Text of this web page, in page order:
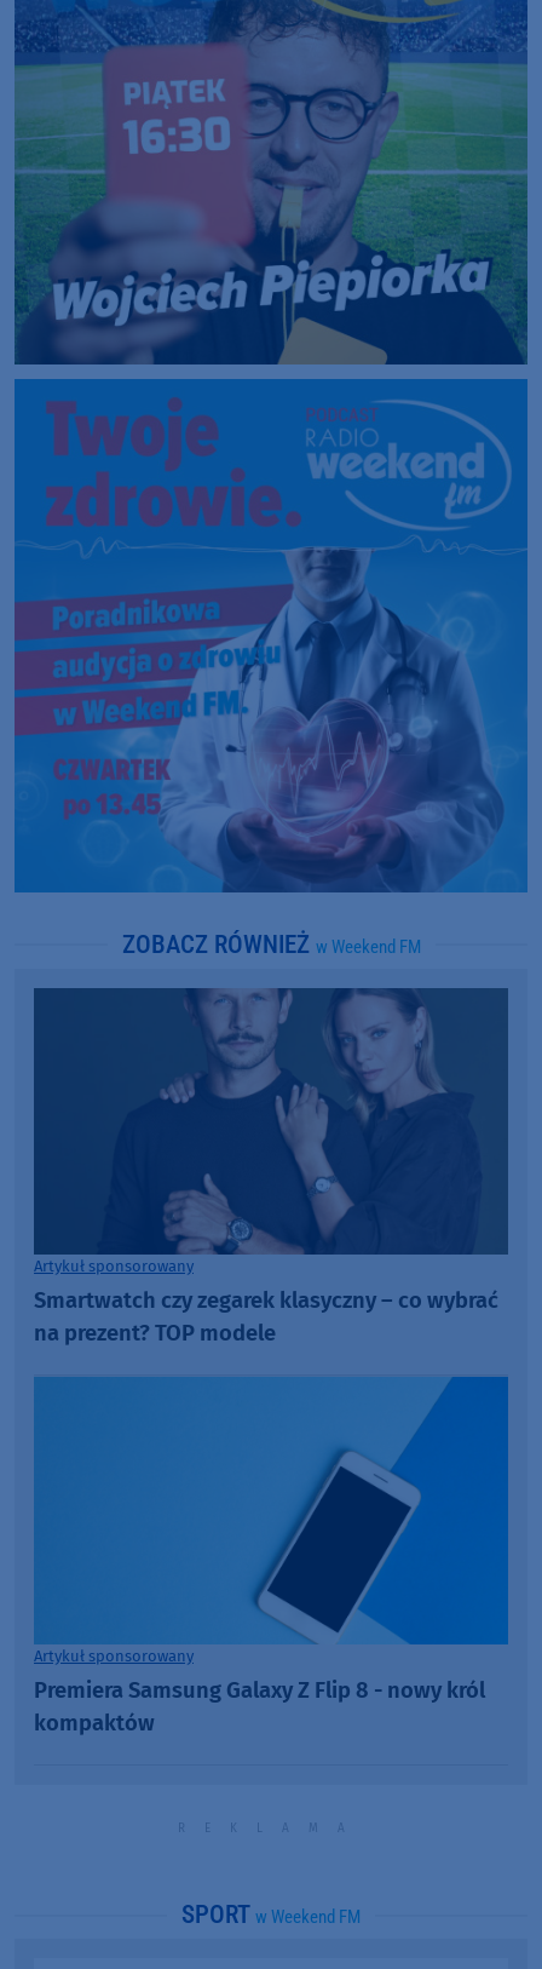
ZOBACZ RÓWNIEŻ w Weekend FM
Artykuł sponsorowany
Smartwatch czy zegarek klasyczny – co wybrać
na prezent? TOP modele
Artykuł sponsorowany
Premiera Samsung Galaxy Z Flip 8 - nowy król
kompaktów
SPORT w Weekend FM